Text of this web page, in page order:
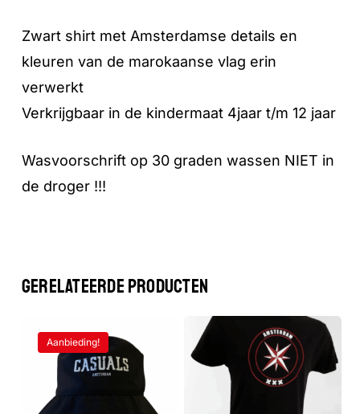
Geen producten in de winkelwagen.
GA NAAR DE WINKEL
Zwart shirt met Amsterdamse details en
kleuren van de marokaanse vlag erin
verwerkt
Verkrijgbaar in de kindermaat 4jaar t/m 12 jaar
Wasvoorschrift op 30 graden wassen NIET in
de droger !!!
GERELATEERDE PRODUCTEN
Aanbieding!